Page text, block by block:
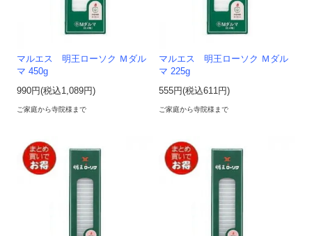
マルエス 明王ローソク Ｍダル
マ 450g
990円(税込1,089円)
ご家庭から寺院様まで
マルエス 明王ローソク Ｍダル
マ 225g
555円(税込611円)
ご家庭から寺院様まで